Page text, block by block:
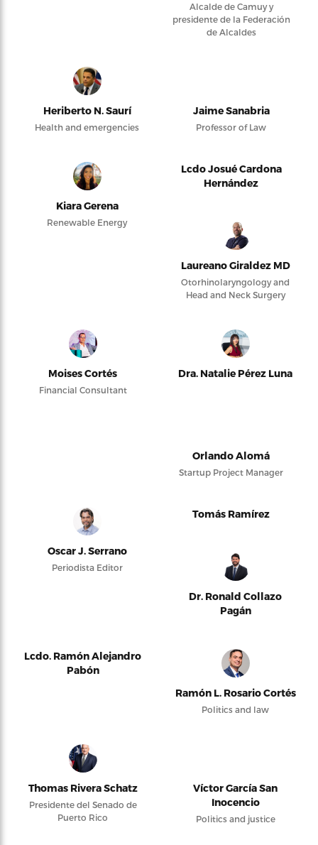
Alcalde de Camuy y
presidente de la Federación
de Alcaldes
Heriberto N. Saurí
Health and emergencies
Jaime Sanabria
Professor of Law
Kiara Gerena
Renewable Energy
Lcdo Josué Cardona
Hernández
Laureano Giraldez MD
Otorhinolaryngology and
Head and Neck Surgery
Moises Cortés
Financial Consultant
Dra. Natalie Pérez Luna
Orlando Alomá
Startup Project Manager
Oscar J. Serrano
Periodista Editor
Tomás Ramírez
Dr. Ronald Collazo
Pagán
Lcdo. Ramón Alejandro
Pabón
Ramón L. Rosario Cortés
Politics and law
Thomas Rivera Schatz
Presidente del Senado de
Puerto Rico
Víctor García San
Inocencio
Politics and justice